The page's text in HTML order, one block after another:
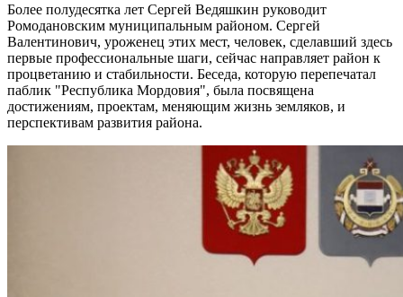
Более полудесятка лет Сергей Ведяшкин руководит
Ромодановским муниципальным районом. Сергей
Валентинович, уроженец этих мест, человек, сделавший здесь
первые профессиональные шаги, сейчас направляет район к
процветанию и стабильности. Беседа, которую перепечатал
паблик "Республика Мордовия", была посвящена
достижениям, проектам, меняющим жизнь земляков, и
перспективам развития района.